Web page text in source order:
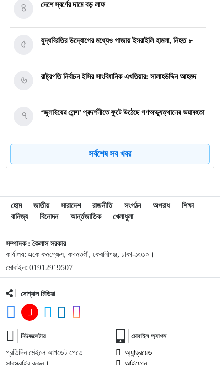
দেশে স্বর্ণের দামে বড় লাফ
৪
যুদ্ধবিরতির উদ্যোগের মধ্যেও গাজায় ইসরাইলি হামলা, নিহত ৮
৫
রাষ্ট্রপতি নির্বাচন ইসির সাংবিধানিক এখতিয়ার: সালাহউদ্দিন আহমদ
৬
‘জুলাইয়ের লেন্স’ প্রদর্শনীতে ফুটে উঠেছে গণঅভ্যুত্থানের ভয়াবহতা
৭
জনগণ আপনাকে স্বাগত জানাতে প্রস্তুত, কীভাবে আসবেন আসেন:
ইরানে হামলার পরিকল্পনা বাতিল করলেন ট্রাম্প
১০
ইয়ামাল ইতিহাস গড়বে, তবে এবার নয়: মেসি
১১
দাবানলের ধোঁয়ায় ঢেকেছে নিউজার্সির আকাশ, বিশ্বকাপের ফাইনাল
নিয়ে উদ্বেগ
১২
ফিফার বাড়তি সুবিধা পাওয়া নিয়ে যা বললেন মেসি
১৩
সর্বশেষ সব খবর
হোম জাতীয় সারাদেশ রাজনীতি সংগঠন অপরাধ
শিক্ষা
বানিজ্য
বিনোদন আর্ন্তজাতিক খেলাধুলা
সম্পাদক : কৈলাস সরকার
কার্যালয়: একে কমপ্লেক্স, কদমতলী, কেরানীগঞ্জ, ঢাকা-১৩১০।
মোবাইল: 01912919507
সোশ্যাল মিডিয়া
নিউজলেটার
প্রতিদিন মেইলে আপডেট পেতে
সাবস্ক্রাইব করুন।
মোবাইল অ্যাপস
অ্যান্ড্রয়েড
আইফোন